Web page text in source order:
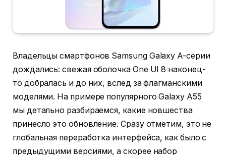
Владельцы смартфонов Samsung Galaxy A-серии
дождались: свежая оболочка One UI 8 наконец-
то добралась и до них, вслед за флагманскими
моделями. На примере популярного Galaxy A55
мы детально разбираемся, какие новшества
принесло это обновление. Сразу отметим, это не
глобальная переработка интерфейса, как было с
предыдущими версиями, а скорее набор